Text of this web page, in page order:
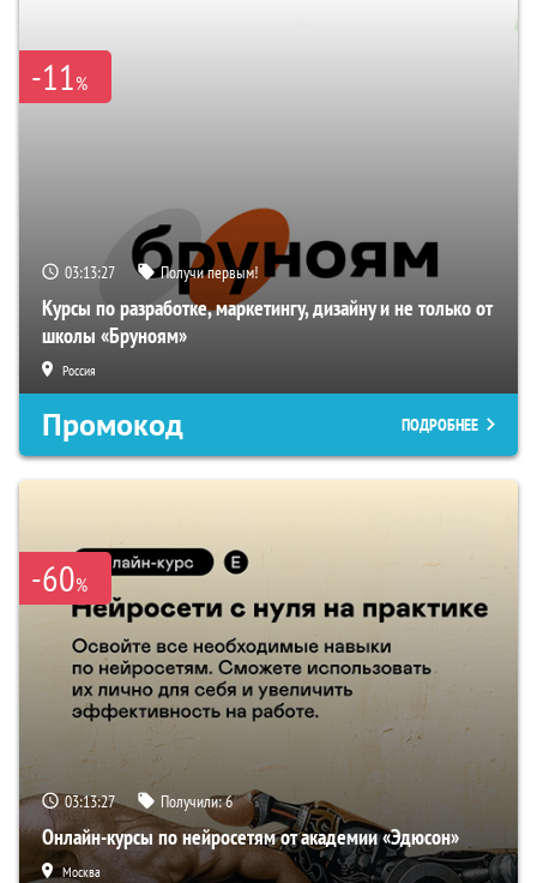
-11%
03:13:26 Получи первым!
Курсы по разработке, маркетингу, дизайну и не только от
школы «Бруноям»
Россия
Промокод ПОДРОБНЕЕ
-60%
03:13:26 Получили:6
Онлайн-курсы по нейросетям от академии «Эдюсон»
Москва